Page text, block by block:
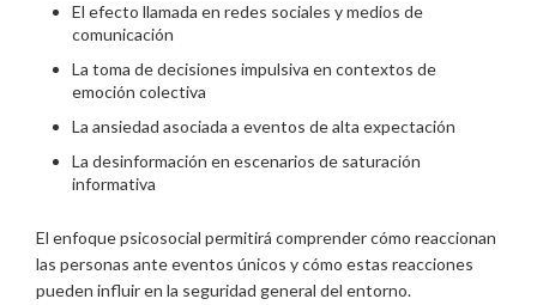
El efecto llamada en redes sociales y medios de
comunicación
La toma de decisiones impulsiva en contextos de
emoción colectiva
La ansiedad asociada a eventos de alta expectación
La desinformación en escenarios de saturación
informativa
El enfoque psicosocial permitirá comprender cómo reaccionan
las personas ante eventos únicos y cómo estas reacciones
pueden influir en la seguridad general del entorno.